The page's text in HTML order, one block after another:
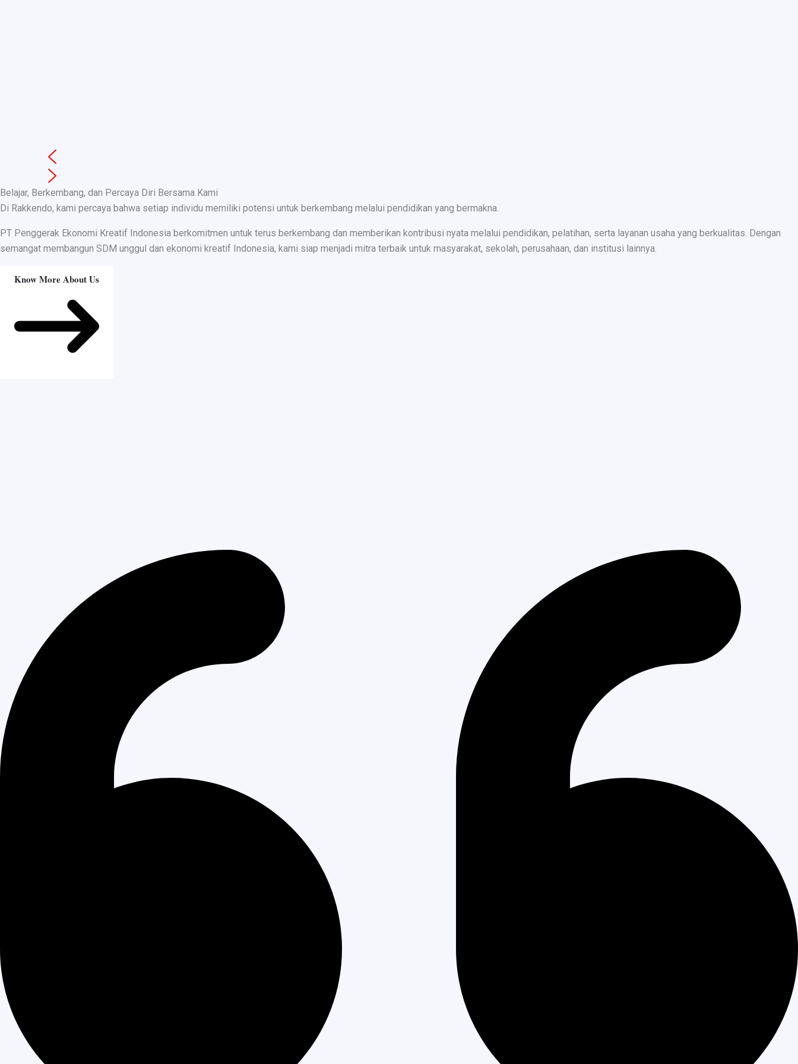
Belajar, Berkembang, dan Percaya Diri Bersama Kami
Di Rakkendo, kami percaya bahwa setiap individu memiliki potensi untuk berkembang melalui pendidikan yang bermakna.
PT Penggerak Ekonomi Kreatif Indonesia berkomitmen untuk terus berkembang dan memberikan kontribusi nyata melalui pendidikan, pelatihan, serta layanan usaha yang berkualitas. Dengan
semangat membangun SDM unggul dan ekonomi kreatif Indonesia, kami siap menjadi mitra terbaik untuk masyarakat, sekolah, perusahaan, dan institusi lainnya.
Know More About Us